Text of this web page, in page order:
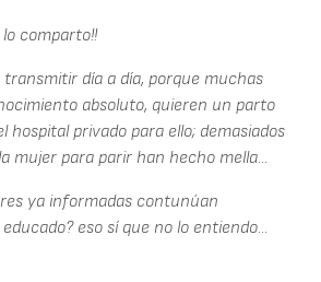
comparto!!
día a día, porque muchas
absoluto, quieren un parto
hospital privado para ello; demasiados
mujer para parir han hecho mella...
ya informadas contunúan
eso sí que no lo entiendo...